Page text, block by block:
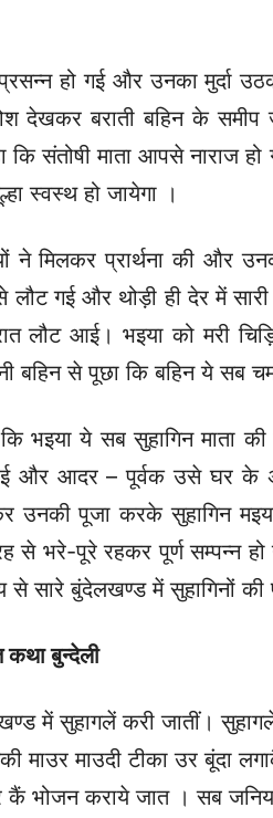
हो गई और उनका मुर्दा
देखकर बराती बहिन के समीप
कि संतोषी माता आपसे नाराज
स्वस्थ हो जायेगा ।
ने मिलकर प्रार्थना की और
गई और थोड़ी ही देर में
लौट आई। भइया को मरी
बहिन से पूछा कि बहिन ये सब
कि भइया ये सब सुहागिन माता
और आदर – पूर्वक उसे घर के
उनकी पूजा करके सुहागिन
से भरे-पूरे रहकर पूर्ण सम्पन्न
से सारे बुंदेलखण्ड में सुहागिनों की
कथा बुन्देली
में सुहागलें करी जातीं।
माउर माउदी टीका उर बूंदा
कैं भोजन कराये जात । सब